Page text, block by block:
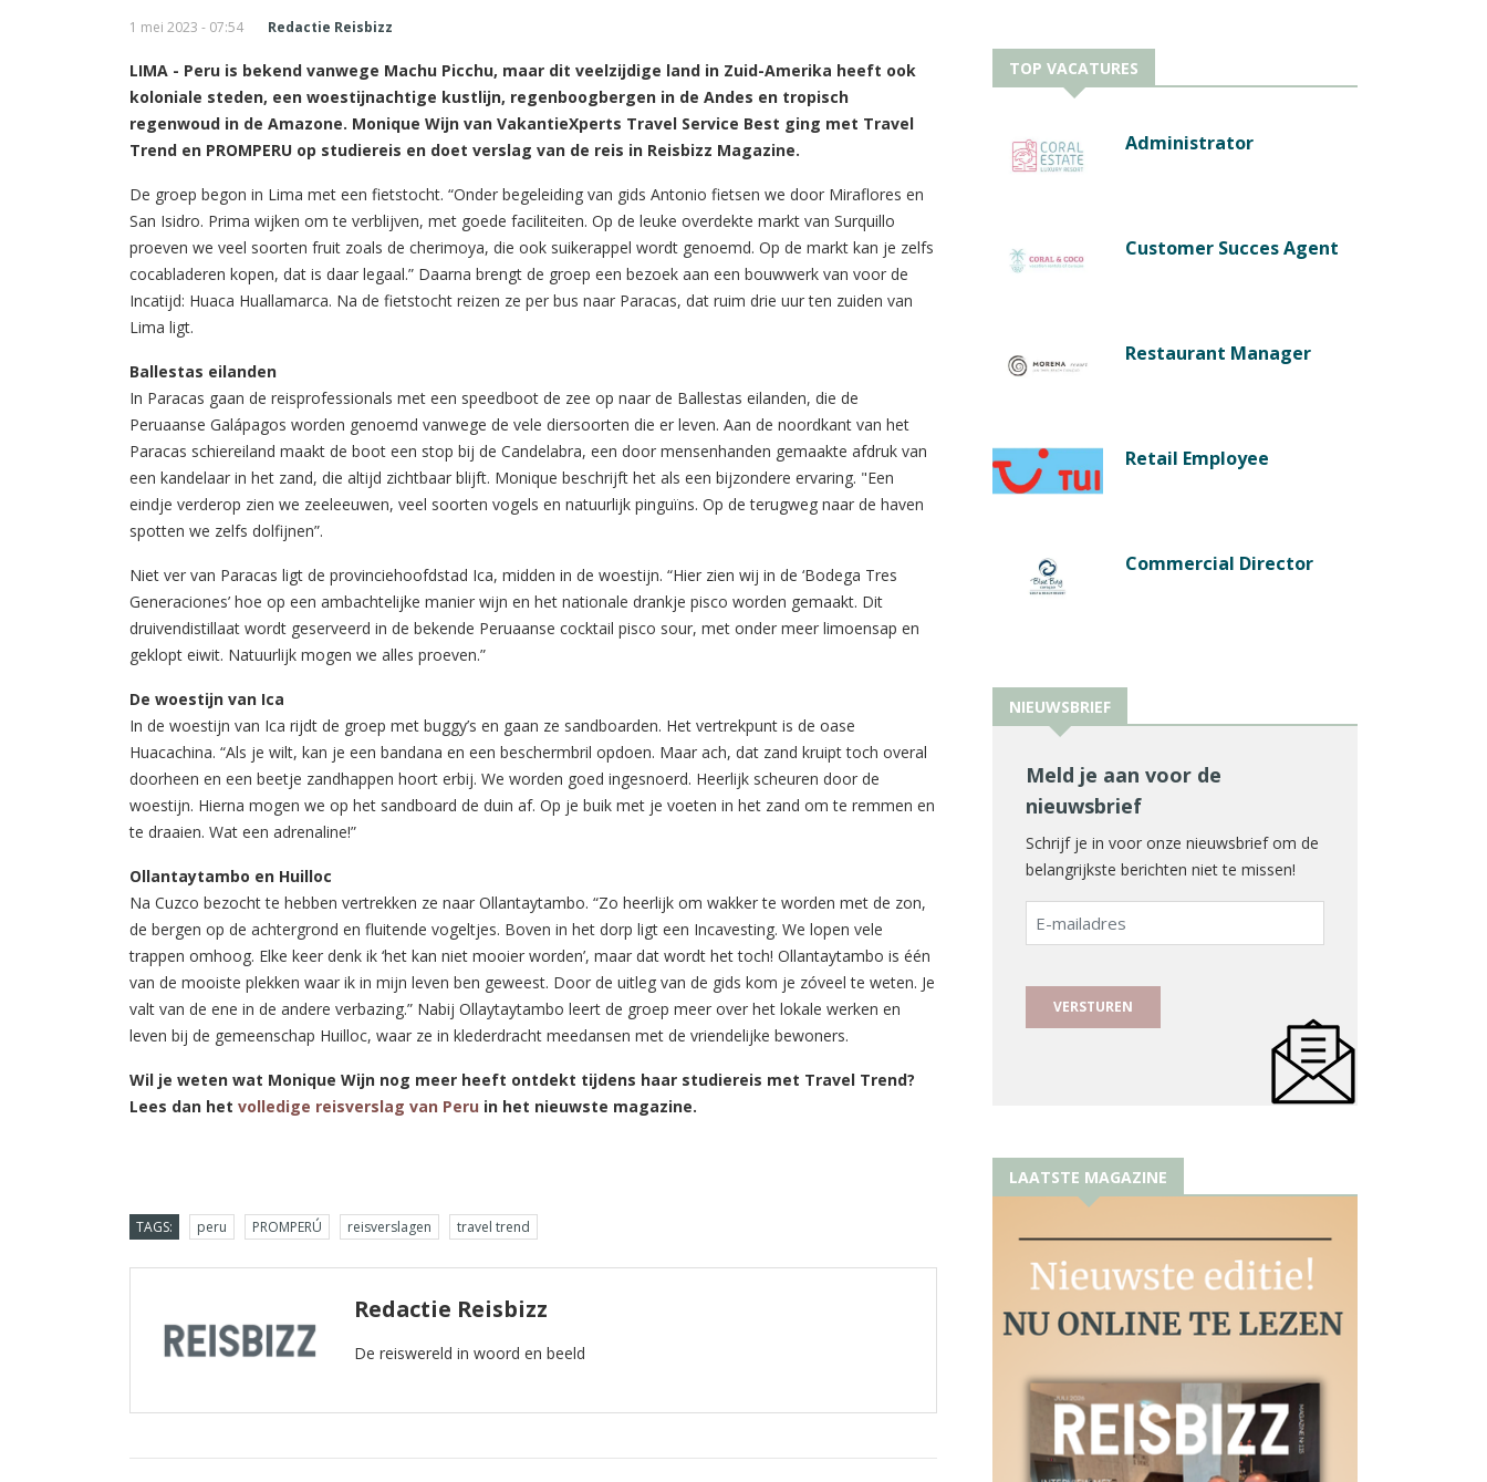
1 mei 2023 - 07:54 Redactie Reisbizz
LIMA - Peru is bekend vanwege Machu Picchu, maar dit veelzijdige land in Zuid-Amerika heeft ook
koloniale steden, een woestijnachtige kustlijn, regenboogbergen in de Andes en tropisch
regenwoud in de Amazone. Monique Wijn van VakantieXperts Travel Service Best ging met Travel
Trend en PROMPERU op studiereis en doet verslag van de reis in Reisbizz Magazine.
De groep begon in Lima met een fietstocht. “Onder begeleiding van gids Antonio fietsen we door Miraflores en
San Isidro. Prima wijken om te verblijven, met goede faciliteiten. Op de leuke overdekte markt van Surquillo
proeven we veel soorten fruit zoals de cherimoya, die ook suikerappel wordt genoemd. Op de markt kan je zelfs
cocabladeren kopen, dat is daar legaal.” Daarna brengt de groep een bezoek aan een bouwwerk van voor de
Incatijd: Huaca Huallamarca. Na de fietstocht reizen ze per bus naar Paracas, dat ruim drie uur ten zuiden van
Lima ligt.
Ballestas eilanden
In Paracas gaan de reisprofessionals met een speedboot de zee op naar de Ballestas eilanden, die de
Peruaanse Galápagos worden genoemd vanwege de vele diersoorten die er leven. Aan de noordkant van het
Paracas schiereiland maakt de boot een stop bij de Candelabra, een door mensenhanden gemaakte afdruk van
een kandelaar in het zand, die altijd zichtbaar blijft. Monique beschrijft het als een bijzondere ervaring. "Een
eindje verderop zien we zeeleeuwen, veel soorten vogels en natuurlijk pinguïns. Op de terugweg naar de haven
spotten we zelfs dolfijnen”.
Niet ver van Paracas ligt de provinciehoofdstad Ica, midden in de woestijn. “Hier zien wij in de ‘Bodega Tres
Generaciones’ hoe op een ambachtelijke manier wijn en het nationale drankje pisco worden gemaakt. Dit
druivendistillaat wordt geserveerd in de bekende Peruaanse cocktail pisco sour, met onder meer limoensap en
geklopt eiwit. Natuurlijk mogen we alles proeven.”
De woestijn van Ica
In de woestijn van Ica rijdt de groep met buggy’s en gaan ze sandboarden. Het vertrekpunt is de oase
Huacachina. “Als je wilt, kan je een bandana en een beschermbril opdoen. Maar ach, dat zand kruipt toch overal
doorheen en een beetje zandhappen hoort erbij. We worden goed ingesnoerd. Heerlijk scheuren door de
woestijn. Hierna mogen we op het sandboard de duin af. Op je buik met je voeten in het zand om te remmen en
te draaien. Wat een adrenaline!”
Ollantaytambo en Huilloc
Na Cuzco bezocht te hebben vertrekken ze naar Ollantaytambo. “Zo heerlijk om wakker te worden met de zon,
de bergen op de achtergrond en fluitende vogeltjes. Boven in het dorp ligt een Incavesting. We lopen vele
trappen omhoog. Elke keer denk ik ‘het kan niet mooier worden’, maar dat wordt het toch! Ollantaytambo is één
van de mooiste plekken waar ik in mijn leven ben geweest. Door de uitleg van de gids kom je zóveel te weten. Je
valt van de ene in de andere verbazing.” Nabij Ollaytaytambo leert de groep meer over het lokale werken en
leven bij de gemeenschap Huilloc, waar ze in klederdracht meedansen met de vriendelijke bewoners.
Wil je weten wat Monique Wijn nog meer heeft ontdekt tijdens haar studiereis met Travel Trend?
Lees dan het volledige reisverslag van Peru in het nieuwste magazine.
TAGS: peru PROMPERÚ reisverslagen travel trend
Redactie Reisbizz
De reiswereld in woord en beeld
TOP VACATURES
Administrator
Customer Succes Agent
Restaurant Manager
Retail Employee
Commercial Director
NIEUWSBRIEF
Meld je aan voor de
nieuwsbrief
Schrijf je in voor onze nieuwsbrief om de
belangrijkste berichten niet te missen!
E-
mailadres
LAATSTE MAGAZINE